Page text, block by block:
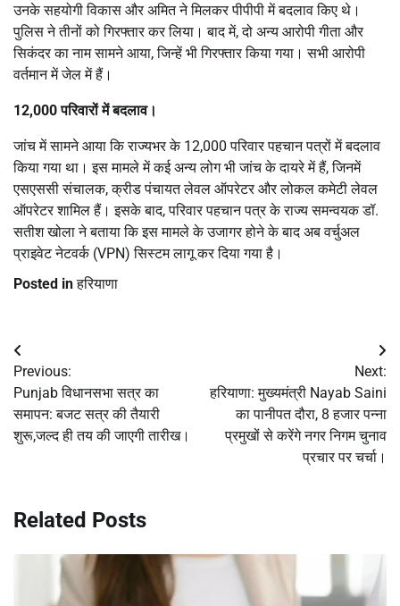
उनके सहयोगी विकास और अमित ने मिलकर पीपीपी में बदलाव किए थे।
पुलिस ने तीनों को गिरफ्तार कर लिया। बाद में, दो अन्य आरोपी गीता और
सिकंदर का नाम सामने आया, जिन्हें भी गिरफ्तार किया गया। सभी आरोपी
वर्तमान में जेल में हैं।
12,000 परिवारों में बदलाव।
जांच में सामने आया कि राज्यभर के 12,000 परिवार पहचान पत्रों में बदलाव
किया गया था। इस मामले में कई अन्य लोग भी जांच के दायरे में हैं, जिनमें
एसएससी संचालक, क्रीड पंचायत लेवल ऑपरेटर और लोकल कमेटी लेवल
ऑपरेटर शामिल हैं। इसके बाद, परिवार पहचान पत्र के राज्य समन्वयक डॉ.
सतीश खोला ने बताया कि इस मामले के उजागर होने के बाद अब वर्चुअल
प्राइवेट नेटवर्क (VPN) सिस्टम लागू कर दिया गया है।
Posted inहरियाणा
Post
navigation
Previous:
Punjab विधानसभा सत्र का
समापन: बजट सत्र की तैयारी
शुरू,जल्द ही तय की जाएगी तारीख।
Next:
हरियाणा: मुख्यमंत्री Nayab Saini
का पानीपत दौरा, 8 हजार पन्ना
प्रमुखों से करेंगे नगर निगम चुनाव
प्रचार पर चर्चा।
Related Posts